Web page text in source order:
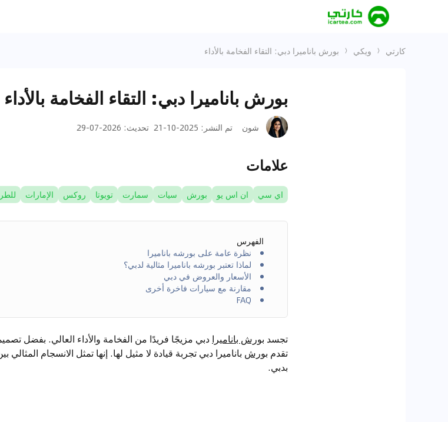
كارتي ويكي بورش باناميرا دبي: التقاء الفخامة بالأداء
بورش باناميرا دبي: التقاء الفخامة بالأداء
شون تم النشر :
2025-10-21 تحديث:
2026-07-29
علامات
اي سي ان اس يو بورش سيات سمارت تويوتا روكس الإمارات
الفهرس
نظرة عامة على بورشه باناميرا
لماذا تعتبر بورشه باناميرا مثالية لدبي؟
الأسعار والعروض في دبي
مقارنة مع سيارات فاخرة أخرى
FAQ
تجسد بورش باناميرا دبي مزيجًا فريدًا من الفخامة والأداء العالي. بفضل
تقدم بورش باناميرا دبي تجربة قيادة لا مثيل لها. إنها تمثل الانسجام
بدبي.